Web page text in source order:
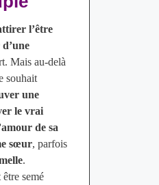
l’être
Mais au-delà
souhait
une
le vrai
de sa
sœur, parfois
.
semé